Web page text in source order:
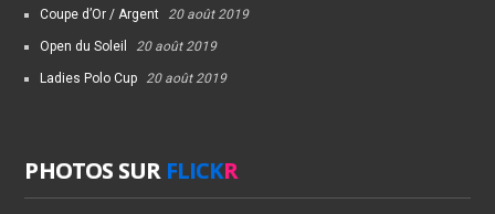
Coupe d’Or / Argent 20 août 2019
Open du Soleil 20 août 2019
Ladies Polo Cup 20 août 2019
PHOTOS SUR FLICKR